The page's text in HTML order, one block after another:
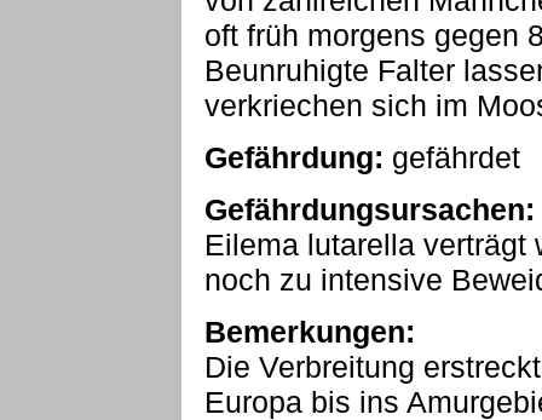
oft früh morgens gegen
Beunruhigte Falter
verkriechen sich im
Gefährdung: gefährdet
Gefährdungsursachen:
Eilema lutarella verträgt
noch zu intensive
Bemerkungen:
Die Verbreitung
Europa bis ins